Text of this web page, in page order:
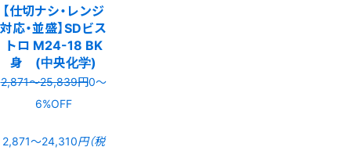
【仕切ナシ・レンジ
対応・並盛】SDビス
トロ M24-18 BK
身 (中央化学)
2,871〜25,839円0〜
6%OFF
2,871〜24,310円（税